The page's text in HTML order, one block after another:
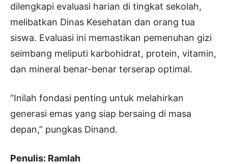
dilengkapi evaluasi harian di tingkat sekolah,
melibatkan Dinas Kesehatan dan orang tua
siswa. Evaluasi ini memastikan pemenuhan gizi
seimbang meliputi karbohidrat, protein, vitamin,
dan mineral benar-benar terserap optimal.
“Inilah fondasi penting untuk melahirkan
generasi emas yang siap bersaing di masa
depan,” pungkas Dinand.
Penulis: Ramlah